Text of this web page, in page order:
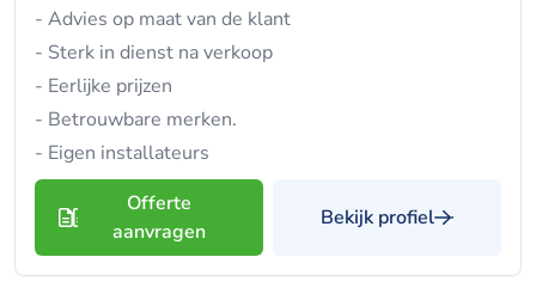
- Advies op maat van de klant
- Sterk in dienst na verkoop
- Eerlijke prijzen
- Betrouwbare merken.
- Eigen installateurs
Offerte
aanvragen
Bekijk profiel